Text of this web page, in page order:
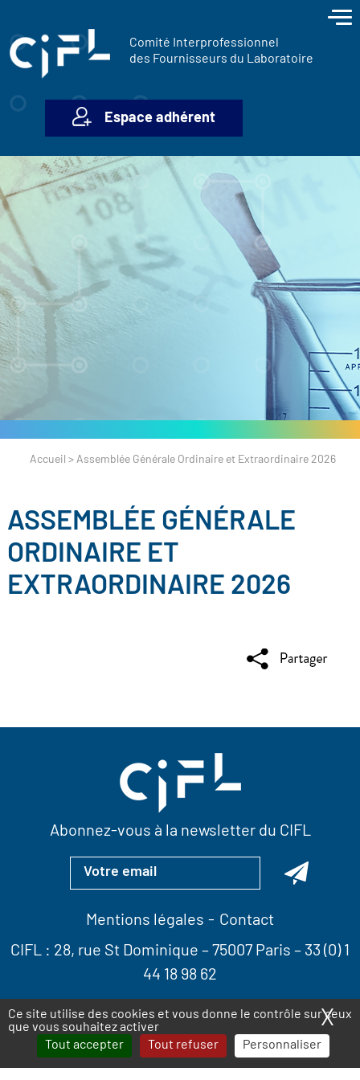
Ce site utilise des cookies et vous donne le contrôle sur ceux
que vous souhaitez activer
Tout accepter
Tout refuser Personnaliser
X
Comité Interprofessionnel
des Fournisseurs du Laboratoire
Espace adhérent
Accueil > Assemblée Générale Ordinaire et Extraordinaire 2026
ASSEMBLÉE GÉNÉRALE
ORDINAIRE ET
EXTRAORDINAIRE 2026
Abonnez-vous à la newsletter du CIFL
Mentions légales
Contact
CIFL : 28, rue St Dominique – 75007 Paris – 33 (0) 1
44 18 98 62